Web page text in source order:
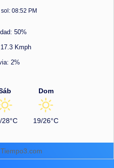
08:52 PM
50%
Kmph
2%
28°C
Dom
19/26°C
Tiempo3.com